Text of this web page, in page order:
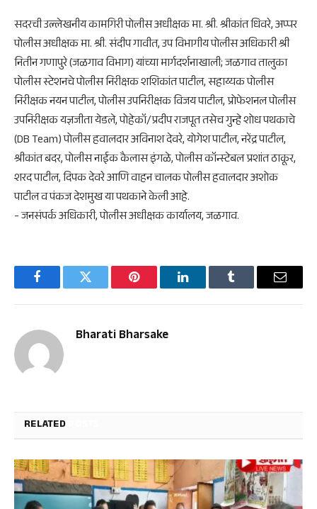
​सदरची उल्लेखनीय कामगिरी पोलीस अधीक्षक मा. श्री. श्रीकांत धिवरे, अप्पर
पोलीस अधीक्षक मा. श्री. संदीप गावीत, उप विभागीय पोलीस अधिकारी श्री
नितीन गणापुरे (जळगाव विभाग) यांच्या मार्गदर्शनाखाली; जळगाव तालुका
पोलीस स्टेशनचे पोलीस निरीक्षक शशिकांत पाटील, सहाय्यक पोलीस
निरीक्षक नयन पाटील, पोलीस उपनिरीक्षक विजय पाटील, प्रोफेशनल पोलीस
उपनिरीक्षक यज्ञजीता येडले, पोहेकॉ/प्रदीप राजपूत तसेच गुन्हे शोध पथकाचे
(DB Team) पोलीस हवालदार अविनाश देवरे, योगेश पाटील, नरेंद्र पाटील,
श्रीकांत बदर, पोलीस नाईक कैलास इंगळे, पोलीस कॉन्स्टेबल प्रशांत ठाकूर,
शरद पाटील, दिपक देवरे आणि वाहन चालक पोलीस हवालदार अशोक
पाटील व पंकज देशमुख या पथकाने केली आहे.
​- जनसंपर्क अधिकारी, पोलीस अधीक्षक कार्यालय, जळगाव.
FacebookTwitter Pinterest LinkedInTumblr Email
Bharati Bharsake
RELATED